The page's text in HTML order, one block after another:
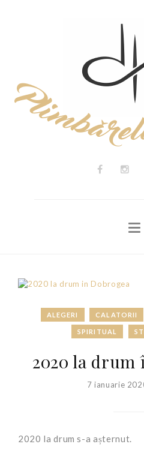
Personale
Despre
ALEGERI CALATORII
SPIRITUAL
2020 la drum
7 ianuarie
2020 la drum s-a așternut.